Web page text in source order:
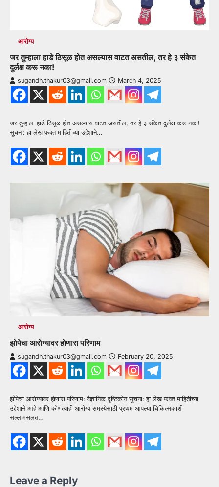
आरोग्य
जर तुम्हाला हाडे ठिसूळ होत असल्यास वाटत असतील, तर हे ३ संकेत
दुर्लक्ष करू नका!
sugandh.thakur03@gmail.com March 4, 2025
जर तुम्हाला हाडे ठिसूळ होत असल्यास वाटत असतील, तर हे ३ संकेत दुर्लक्ष करू नका!
सूचना: हा लेख फक्त माहितीच्या उद्देशाने…
आरोग्य
झोपेचा आरोग्यावर होणारा परिणाम
sugandh.thakur03@gmail.com February 20, 2025
झोपेचा आरोग्यावर होणारा परिणाम: वैज्ञानिक दृष्टिकोन सूचना: हा लेख फक्त माहितीच्या
उद्देशाने आहे आणि कोणत्याही आरोग्य समस्येसाठी प्रथम आपल्या चिकित्सकाशी
सल्लामसलत…
Leave a Reply